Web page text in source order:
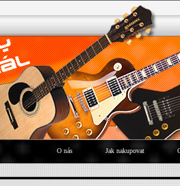
O nás Jak nakupovat